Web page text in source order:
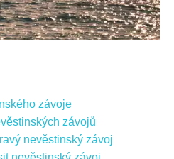
závoje
závojů
nevěstinský závoj